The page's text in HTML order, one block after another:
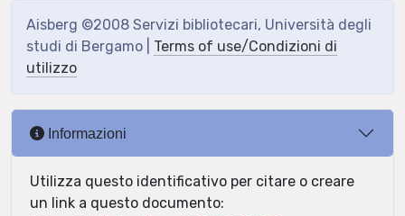
Aisberg ©2008 Servizi bibliotecari, Università degli
studi di Bergamo | Terms of use/Condizioni di
utilizzo
Informazioni
Utilizza questo identificativo per citare o creare
un link a questo documento: